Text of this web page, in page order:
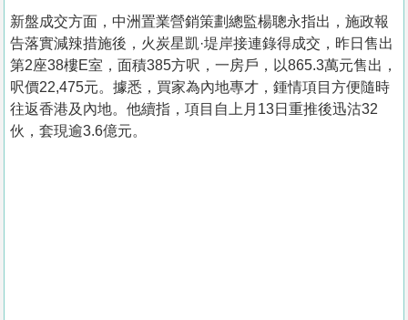
新盤成交方面，中洲置業營銷策劃總監楊聰永指出，施政報
告落實減辣措施後，火炭星凱·堤岸接連錄得成交，昨日售出
第2座38樓E室，面積385方呎，一房戶，以865.3萬元售出，
呎價22,475元。據悉，買家為內地專才，鍾情項目方便隨時
往返香港及內地。他續指，項目自上月13日重推後迅沽32
伙，套現逾3.6億元。